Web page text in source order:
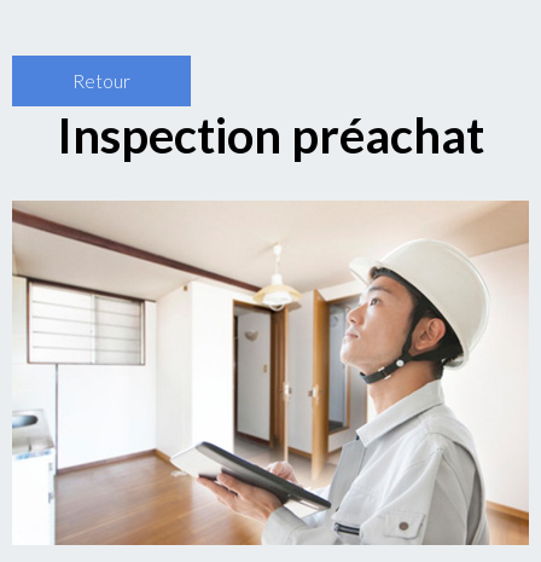
Retour
Inspection préachat